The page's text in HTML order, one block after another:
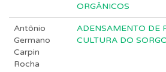
ORGÂNICOS
Antônio
Germano
Carpin
Rocha
ADENSAMENTO DE
CULTURA DO